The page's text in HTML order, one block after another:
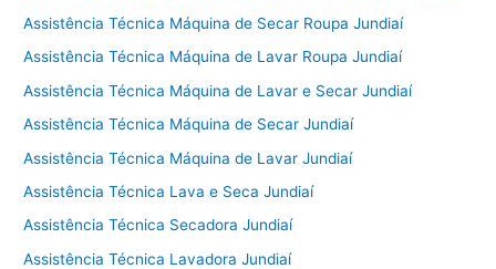
Assistência Técnica Máquina de Secar Roupa Jundiaí
Assistência Técnica Máquina de Lavar Roupa Jundiaí
Assistência Técnica Máquina de Lavar e Secar Jundiaí
Assistência Técnica Máquina de Secar Jundiaí
Assistência Técnica Máquina de Lavar Jundiaí
Assistência Técnica Lava e Seca Jundiaí
Assistência Técnica Secadora Jundiaí
Assistência Técnica Lavadora Jundiaí